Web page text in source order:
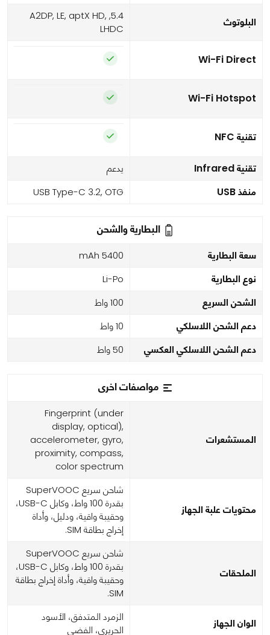
البلوتوث
5.4, A2DP, LE, aptX HD,
LHDC
Wi-Fi Direct
Wi-Fi Hotspot
تقنية NFC
تقنية Infrared يدعم
منفذ USB USB Type-C 3.2, OTG
البطارية والشحن
سعة البطارية 5400 mAh
نوع البطارية Li-Po
الشحن السريع 100 واط
دعم الشحن اللاسلكي 10 واط
دعم الشحن اللاسلكي العكسي 50 واط
مواصفات اخرى
المستشعرات
Fingerprint (under
display, optical),
accelerometer, gyro,
proximity, compass,
color spectrum
محتويات علبة الجهاز
شاحن سريع SuperVOOC
بقدرة 100 واط، وكابل USB-C،
وحقيبة واقية، ودليل، وأداة
إخراج بطاقة SIM.
الملحقات
شاحن سريع SuperVOOC
بقدرة 100 واط، وكابل USB-C،
وحقيبة واقية، وأداة إخراج بطاقة
SIM.
الوان الجهاز
الزمرد المتدفق، الأسود
الحريري، الفضي